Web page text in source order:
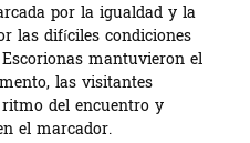
por la igualdad y la
las difíciles condiciones
mantuvieron el
las visitantes
del encuentro y
el marcador.